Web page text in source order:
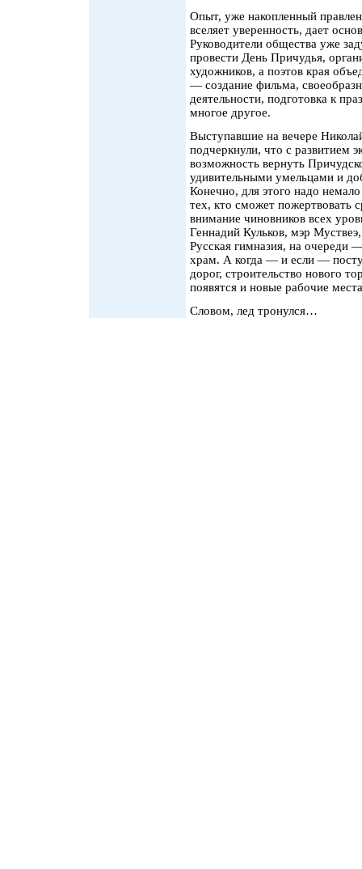
Опыт, уже накопленный
вселяет уверенность, дает
Руководители общества уже
провести День Причудья,
художников, а поэтов края
— создание фильма,
деятельности, подготовка к
многое другое.
Выступавшие на вечере
подчеркнули, что с развитием
возможность вернуть
удивительными умельцами и
Конечно, для этого надо
тех, кто сможет пожертвовать
внимание чиновников всех
Геннадий Кульков, мэр
Русская гимназия, на очереди
храм. А когда — и если —
дорог, строительство нового
появятся и новые рабочие
Словом, лед тронулся…